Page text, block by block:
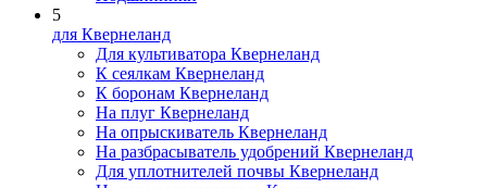
5
для Квернеланд
Для культиватора Квернеланд
К сеялкам Квернеланд
К боронам Квернеланд
На плуг Квернеланд
На опрыскиватель Квернеланд
На разбрасыватель удобрений Квернеланд
Для уплотнителей почвы Квернеланд